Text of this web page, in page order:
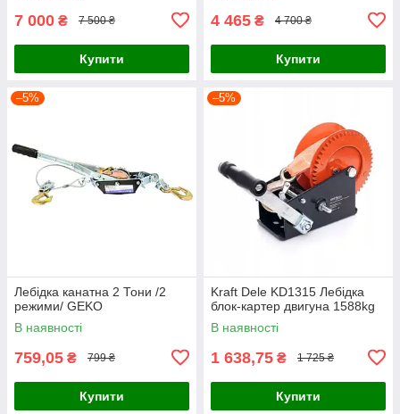
7 000 ₴ 7 500 ₴
Купити
4 465 ₴ 4 700 ₴
Купити
–5%
Лебідка канатна 2 Тони /2
режими/ GEKO
В наявності
759,05 ₴ 799 ₴
Купити
–5%
Kraft Dele KD1315 Лебідка
блок-картер двигуна 1588kg
В наявності
1 638,75 ₴ 1 725 ₴
Купити